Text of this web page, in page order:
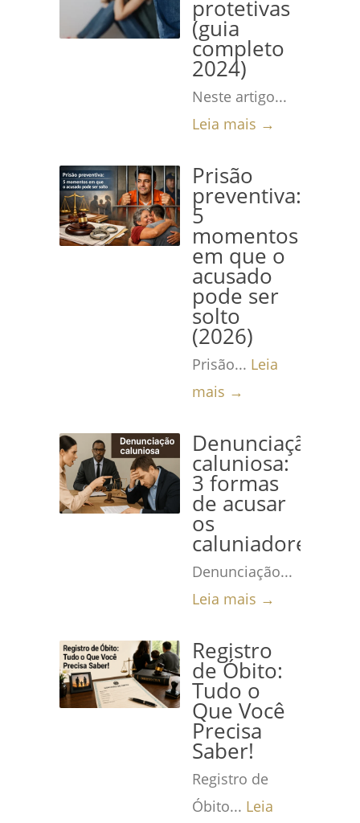
protetivas
(guia
completo
2024)
Neste artigo...
Leia mais →
Prisão
preventiva:
5
momentos
em que o
acusado
pode ser
solto
(2026)
Prisão... Leia
mais →
Denunciação
caluniosa:
3 formas
de acusar
os
caluniadores
Denunciação...
Leia mais →
Registro
de Óbito:
Tudo o
Que Você
Precisa
Saber!
Registro de
Óbito... Leia